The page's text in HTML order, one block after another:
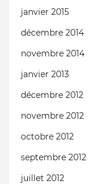
janvier 2015
décembre 2014
novembre 2014
janvier 2013
décembre 2012
novembre 2012
octobre 2012
septembre 2012
juillet 2012